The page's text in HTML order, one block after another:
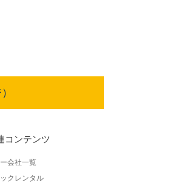
コンテンツ
会社一覧
クレンタル